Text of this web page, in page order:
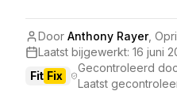
Door Anthony Rayer,
Laatst bijgewerkt: 16 juni
Fit Fix
Gecontroleerd
Laatst